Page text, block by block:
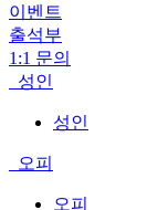
이벤트
출석부
1:1 문의
성인
성인
오피
오피